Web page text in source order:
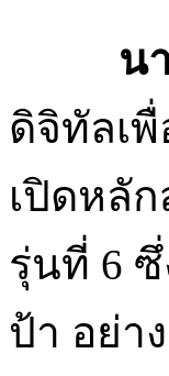
นาย
ดิจิทัลเ
เปิดหลั
รุ่นที่ 6
ป้า อย่า